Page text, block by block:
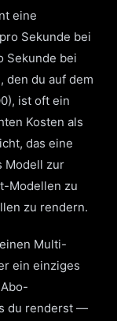
eine
Sekunde bei
Sekunde bei
den du auf dem
ist oft ein
Kosten als
das eine
Modell zur
Modellen zu
zu rendern.
Multi-
ein einziges
du renderst —